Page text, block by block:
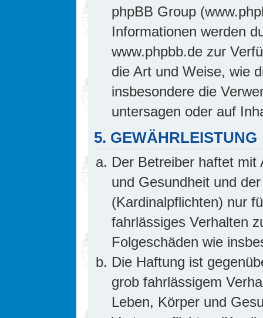
phpBB Group
Informationen werden
www.phpbb.de zur
die Art und Weise, wie
insbesondere die
untersagen oder auf
5. GEWÄHRLEISTUNG
Der Betreiber haftet mit
und Gesundheit und
(Kardinalpflichten) nur
fahrlässiges Verhalten
Folgeschäden wie
Die Haftung ist
grob fahrlässigem
Leben, Körper und